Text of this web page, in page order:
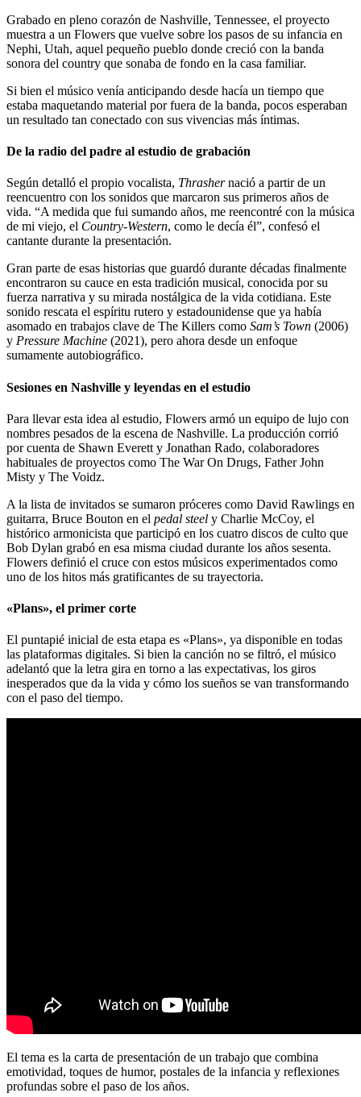
Grabado en pleno corazón de Nashville, Tennessee, el proyecto
muestra a un Flowers que vuelve sobre los pasos de su infancia en
Nephi, Utah, aquel pequeño pueblo donde creció con la banda
sonora del country que sonaba de fondo en la casa familiar.
Si bien el músico venía anticipando desde hacía un tiempo que
estaba maquetando material por fuera de la banda, pocos esperaban
un resultado tan conectado con sus vivencias más íntimas.
De la radio del padre al estudio de grabación
Según detalló el propio vocalista, Thrashernació a partir de un
reencuentro con los sonidos que marcaron sus primeros años de
vida. “A medida que fui sumando años, me reencontré con la música
de mi viejo, el Country-Western, como le decía él”, confesó el
cantante durante la presentación.
Gran parte de esas historias que guardó durante décadas finalmente
encontraron su cauce en esta tradición musical, conocida por su
fuerza narrativa y su mirada nostálgica de la vida cotidiana. Este
sonido rescata el espíritu rutero y estadounidense que ya había
asomado en trabajos clave de The Killers como Sam’s Town (2006)
y Pressure Machine (2021), pero ahora desde un enfoque
sumamente autobiográfico.
Sesiones en Nashville y leyendas en el estudio
Para llevar esta idea al estudio, Flowers armó un equipo de lujo con
nombres pesados de la escena de Nashville. La producción corrió
por cuenta de Shawn Everett y Jonathan Rado, colaboradores
habituales de proyectos como The War On Drugs, Father John
Misty y The Voidz.
A la lista de invitados se sumaron próceres como David Rawlings en
guitarra, Bruce Bouton en el pedal steel y Charlie McCoy, el
histórico armonicista que participó en los cuatro discos de culto que
Bob Dylan grabó en esa misma ciudad durante los años sesenta.
Flowers definió el cruce con estos músicos experimentados como
uno de los hitos más gratificantes de su trayectoria.
«Plans», el primer corte
El puntapié inicial de esta etapa es «Plans», ya disponible en todas
las plataformas digitales. Si bien la canción no se filtró, el músico
adelantó que la letra gira en torno a las expectativas, los giros
inesperados que da la vida y cómo los sueños se van transformando
con el paso del tiempo.
El tema es la carta de presentación de un trabajo que combina
emotividad, toques de humor, postales de la infancia y reflexiones
profundas sobre el paso de los años.